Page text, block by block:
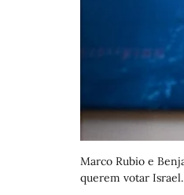
Marco Rubio e
querem votar Israel.